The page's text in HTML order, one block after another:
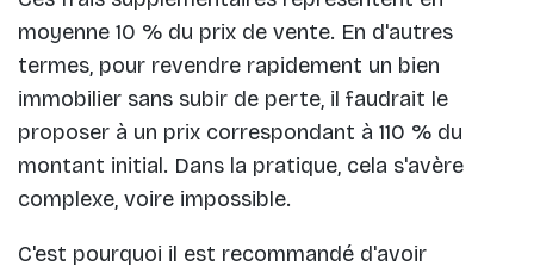
moyenne 10 % du prix de vente. En d'autres
termes, pour revendre rapidement un bien
immobilier sans subir de perte, il faudrait le
proposer à un prix correspondant à 110 % du
montant initial. Dans la pratique, cela s'avère
complexe, voire impossible.
C'est pourquoi il est recommandé d'avoir